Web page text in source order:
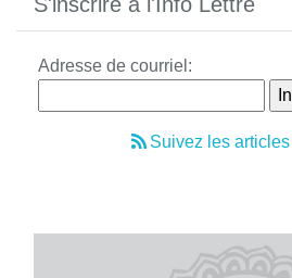
Adresse de courriel:
Suivez les